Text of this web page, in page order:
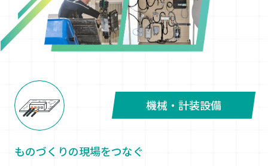
機械・計装設備
ものづくりの現場をつなぐ